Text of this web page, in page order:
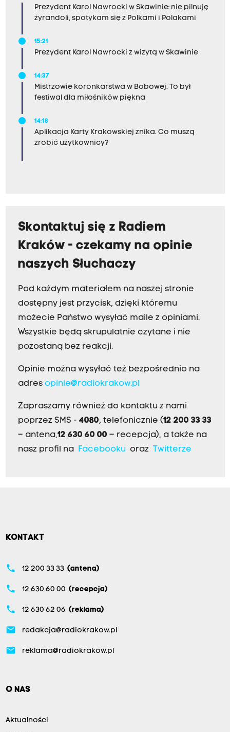
Prezydent Karol Nawrocki w Skawinie: nie pilnuję
żyrandoli, spotykam się z Polkami i Polakami
15:21
Prezydent Karol Nawrocki z wizytą w Skawinie
14:37
Mistrzowie koronkarstwa w Bobowej. To był
festiwal dla miłośników piękna
14:18
Aplikacja Karty Krakowskiej znika. Co muszą
zrobić użytkownicy?
Skontaktuj się z Radiem
Kraków - czekamy na opinie
naszych Słuchaczy
Pod każdym materiałem na naszej stronie
dostępny jest przycisk, dzięki któremu
możecie Państwo wysyłać maile z opiniami.
Wszystkie będą skrupulatnie czytane i nie
pozostaną bez reakcji.
Opinie można wysyłać też bezpośrednio na
adres opinie@radiokrakow.pl
Zapraszamy również do kontaktu z nami
poprzez SMS - 4080, telefonicznie (12 200 33 33
– antena,12 630 60 00 – recepcja), a także na
nasz profil na Facebookuoraz Twitterze
KONTAKT
phone 12 200 33 33 (antena)
phone 12 630 60 00 (recepcja)
phone 12 630 62 06 (reklama)
email redakcja@radiokrakow.pl
email reklama@radiokrakow.pl
O NAS
Aktualności